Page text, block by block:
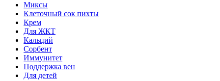
Миксы
Клеточный сок пихты
Крем
Для ЖКТ
Кальций
Сорбент
Иммунитет
Поддержка вен
Для детей